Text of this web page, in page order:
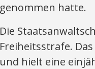
genommen hatte.
Die
Freiheitsstrafe.
und hielt eine